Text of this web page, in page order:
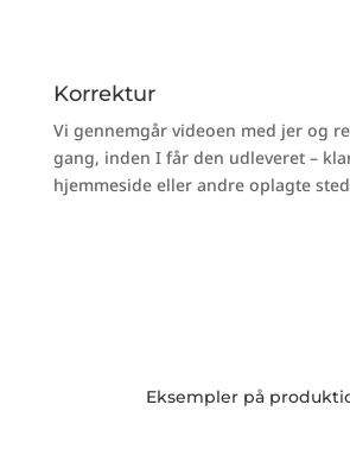
Korrektur
Vi gennemgår videoen med jer og
gang, inden I får den udleveret –
hjemmeside eller andre oplagte
Eksempler på